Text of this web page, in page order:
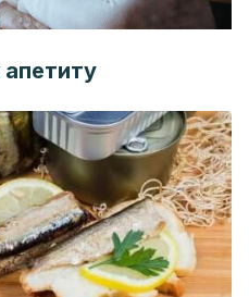
апетиту